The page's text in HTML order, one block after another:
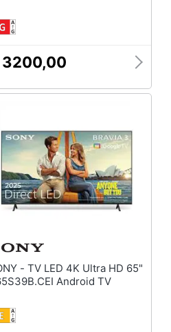
4K Ultra HD 65"
Android TV